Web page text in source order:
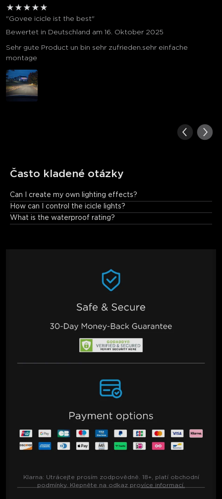
★ ★ ★ ★ ★
"Govee icicle ist the best"
Bewertet in Deutschland am 16. Oktober 2025
Sehr gute Product un bin sehr zufrieden.sehr einfache
montage
Často kladené otázky
Can I create my own lighting effects?
Yes. Use DIY mode in the app to choose from millions of colors
and create custom dynamic lighting scenes.
How can I control the icicle lights?
What is the waterproof rating?
Klarna: Utrácejte prosím zodpovědně. 18+, platí obchodní
podmínky. Klepněte na odkaz províce informací.